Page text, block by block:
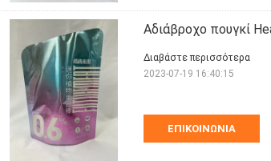
Αδιάβροχο πουγκί
ΕΠΙΚΟΙΝΩΝΊΑ
Διαβάστε περισσότερα
2023-07-19 16:40:15